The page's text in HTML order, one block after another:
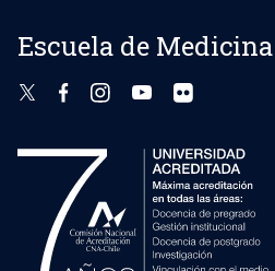
Escuela de Medicina